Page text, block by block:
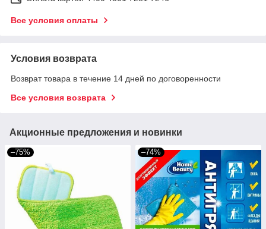
Все условия оплаты
Условия возврата
Возврат товара в течение 14 дней по договоренности
Все условия возврата
Акционные предложения и новинки
–75% –74%